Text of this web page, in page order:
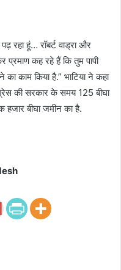
रहा हूं… रॉबर्ट वाड्रा और
कह रहे हैं कि तुम पापी
का काम किया है.” भाटिया ने कहा
की सरकार के समय 125 बीघा
हजार बीघा जमीन का है.